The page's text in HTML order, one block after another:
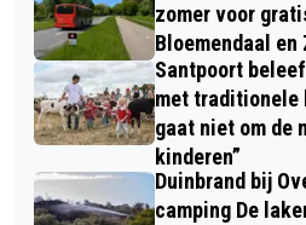
zomer voor
Bloemendaal en
Santpoort
met traditionele
gaat niet om de
kinderen”
Duinbrand bij
camping De